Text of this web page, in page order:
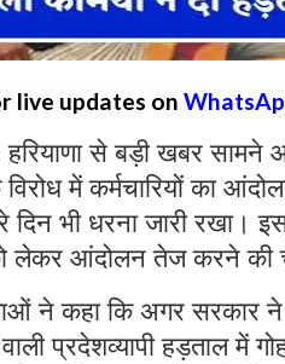
live updates on
हरियाणा से बड़ी खबर सामने
में कर्मचारियों का
भी धरना जारी रखा।
लेकर आंदोलन तेज करने की
ने कहा कि अगर सरकार
प्रदेशव्यापी हड़ताल में